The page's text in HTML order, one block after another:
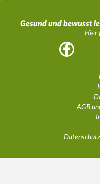
Gesund und bewusst
Hier
Facebook
AGB